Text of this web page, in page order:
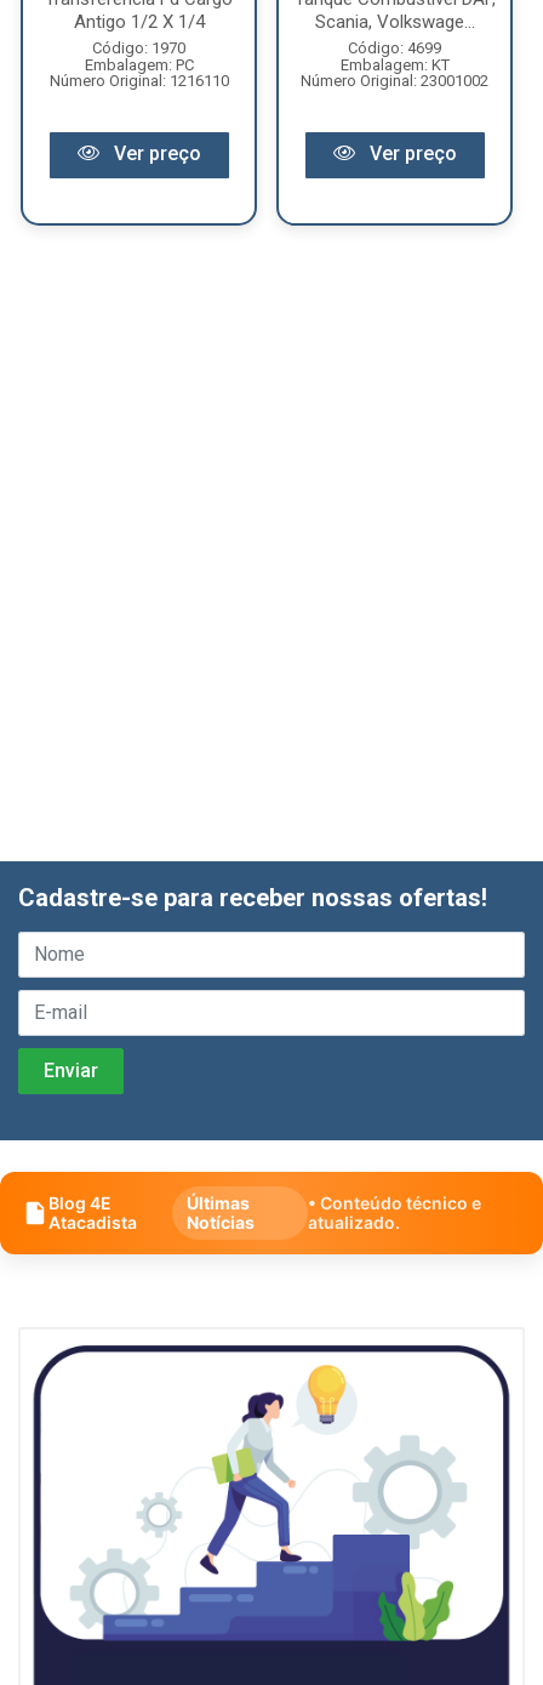
Antigo 1/2 X 1/4
Código: 1970
Embalagem: PC
Número Original: 1216110
Ver preço
Scania, Volkswage...
Código: 4699
Embalagem: KT
Número Original: 23001002
Ver preço
Cadastre-se para receber nossas ofertas!
Blog 4E
Atacadista
Últimas
Notícias
• Conteúdo técnico e
atualizado.